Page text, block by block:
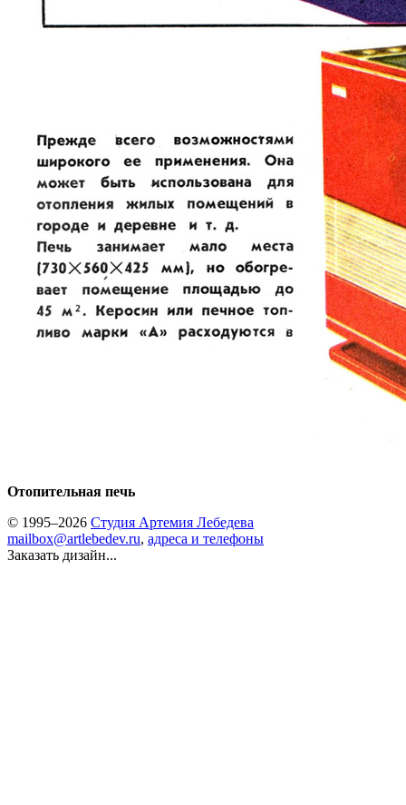
Отопительная печь
© 1995–2026 Студия Артемия Лебедева
mailbox@artlebedev.ru, адреса и телефоны
Заказать дизайн...